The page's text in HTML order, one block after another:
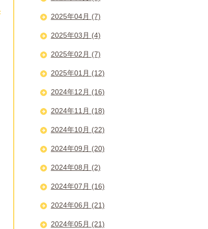
2025年04月 (7)
2025年03月 (4)
2025年02月 (7)
2025年01月 (12)
2024年12月 (16)
2024年11月 (18)
2024年10月 (22)
2024年09月 (20)
2024年08月 (2)
2024年07月 (16)
2024年06月 (21)
2024年05月 (21)